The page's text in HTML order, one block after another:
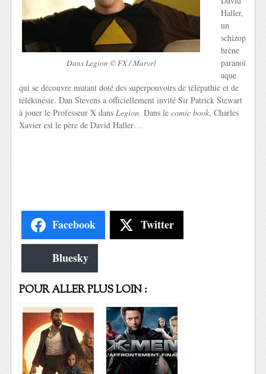
Dans Legion © FX / Marvel
Haller,
un
schizop
hrène
paranoï
aque
qui se découvre mutant doté des superpouvoirs de télépathie et de
télékinésie. Dan Stevens a officiellement invité Sir Patrick Stewart
à jouer le Professeur X dans Legion. Dans lecomic book, Charles
Xavier est le père de David Haller…
Facebook Twitter
Bluesky
POUR ALLER PLUS LOIN :